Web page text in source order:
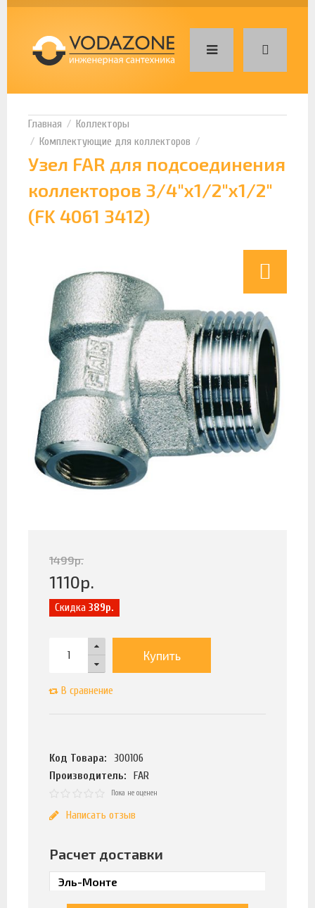
Коллекторы
Комплектующие для коллекторов
Узел FAR для подсоединения
коллекторов 3/4"х1/2"х1/2"
(FK 4061 3412)
1499р.
1110р.
Скидка 389р.
Купить
В сравнение
Код Товара:
300106
Производитель:
FAR
Пока не оценен
Написать отзыв
Расчет доставки